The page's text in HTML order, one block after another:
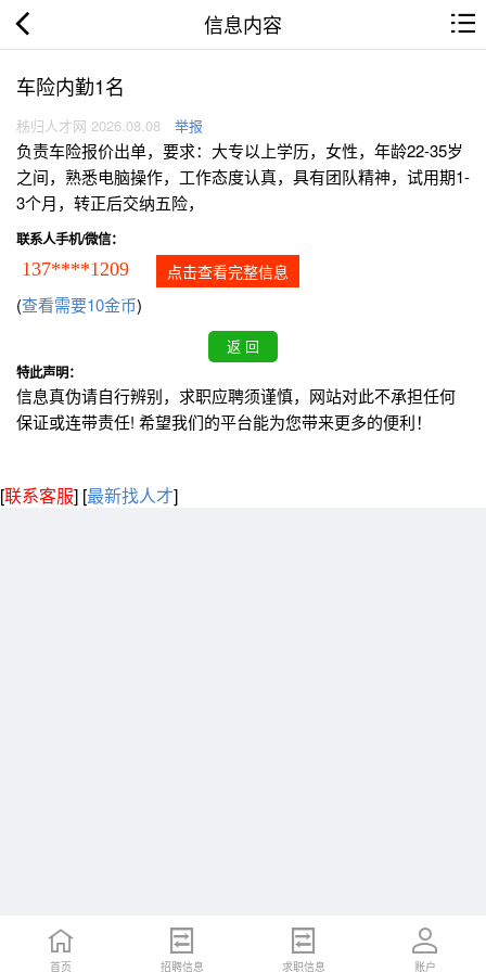
信息内容
车险内勤1名
秭归人才网 2026.08.08 举报
负责车险报价出单，要求：大专以上学历，女性，年龄22-35岁
之间，熟悉电脑操作，工作态度认真，具有团队精神，试用期1-
3个月，转正后交纳五险，
联系人手机/微信：
137****1209 点击查看完整信息
(查看需要10金币)
特此声明：
信息真伪请自行辨别，求职应聘须谨慎，网站对此不承担任何
保证或连带责任! 希望我们的平台能为您带来更多的便利！
[联系客服] [最新找人才]
首页 招聘信息 求职信息 账户